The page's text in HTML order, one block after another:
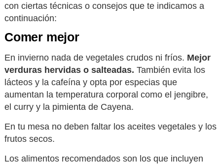
con ciertas técnicas o consejos que te indicamos a
continuación:
Comer mejor
En invierno nada de vegetales crudos ni fríos. Mejor
verduras hervidas o salteadas. También evita los
lácteos y la cafeína y opta por especias que
aumentan la temperatura corporal como el jengibre,
el curry y la pimienta de Cayena.
En tu mesa no deben faltar los aceites vegetales y los
frutos secos.
Los alimentos recomendados son los que incluyen